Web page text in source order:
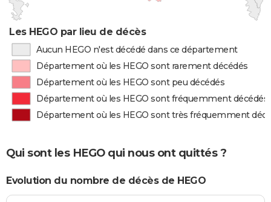
Les HEGO par lieu de décès
Aucun HEGO n'est décédé dans ce département
Département où les HEGO sont rarement décédés
Département où les HEGO sont peu décédés
Département où les HEGO sont fréquemment décédés
Département où les HEGO sont très fréquemment
Qui sont les HEGO qui nous ont quittés ?
Evolution du nombre de décès de HEGO